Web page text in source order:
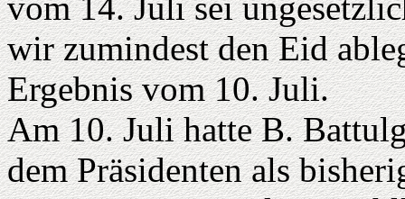
wir zumindest den Eid
Ergebnis vom 10. Juli.
Am 10. Juli hatte B.
dem Präsidenten als